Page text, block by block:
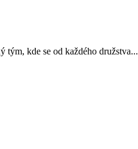
kde se od každého družstva...